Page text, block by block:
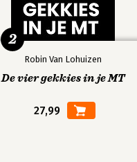
Robin Van Lohuizen
De vier gekkies in je MT
27,99
2